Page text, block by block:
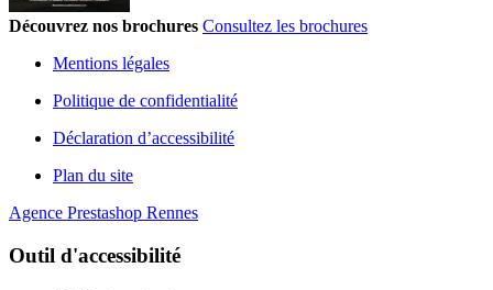
Découvrez nos brochures Consultez les brochures
Mentions légales
Politique de confidentialité
Déclaration d’accessibilité
Plan du site
Agence Prestashop Rennes
Outil d'accessibilité